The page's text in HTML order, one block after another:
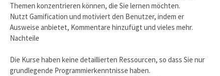
Themen konzentrieren können, die Sie lernen möchten.
Nutzt Gamification und motiviert den Benutzer, indem er
Ausweise anbietet, Kommentare hinzufügt und vieles mehr.
Nachteile
Die Kurse haben keine detaillierten Ressourcen, so dass Sie nur
grundlegende Programmierkenntnisse haben.